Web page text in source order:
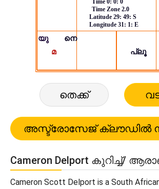
തെക്ക്
Cameron Delport കുറിച്ച്/
Cameron Scott Delport is a South